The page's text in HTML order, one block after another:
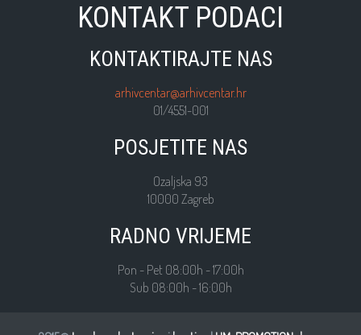
KONTAKT PODACI
KONTAKTIRAJTE NAS
arhivcentar@arhivcentar.hr
01/4551-001
POSJETITE NAS
Ozaljska 93
10000 Zagreb
RADNO VRIJEME
Pon - Pet 08:00h - 17:00h
Sub 08:00h - 16:00h